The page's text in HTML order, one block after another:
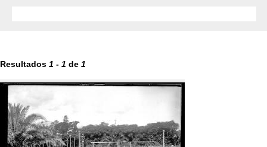
Resultados 1 - 1 de 1